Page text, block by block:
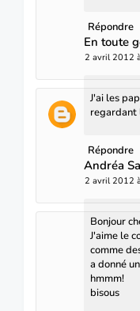
Répondre
En toute
2 avril 2012
J'ai les
regardant
Répondre
Andréa
2 avril 2012
Bonjour
J'aime le
comme
a donné
hmmm!
bisous